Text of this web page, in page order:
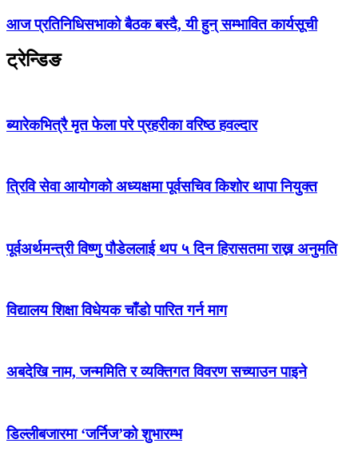
आज प्रतिनिधिसभाको बैठक बस्दै, यी हुन् सम्भावित कार्यसूची
ट्रेन्डिङ
ब्यारेकभित्रै मृत फेला परे प्रहरीका वरिष्ठ हवल्दार
त्रिवि सेवा आयोगको अध्यक्षमा पूर्वसचिव किशोर थापा नियुक्त
पूर्वअर्थमन्त्री विष्णु पौडेललाई थप ५ दिन हिरासतमा राख्न अनुमति
विद्यालय शिक्षा विधेयक चाँडो पारित गर्न माग
अबदेखि नाम, जन्ममिति र व्यक्तिगत विवरण सच्याउन पाइने
डिल्लीबजारमा ‘जर्निज’को शुभारम्भ